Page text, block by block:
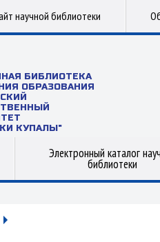
научной библиотеки
БИБЛИОТЕКА
ОБРАЗОВАНИЯ
КУПАЛЫ"
Электронный каталог
библиотеки